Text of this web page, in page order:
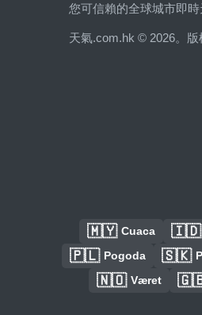
您可信賴的全球城市即時
天氣.com.hk © 2026。版
🇲🇾 Cuaca 🇮🇩
🇵🇱 Pogoda 🇸🇰
🇳🇴 Været